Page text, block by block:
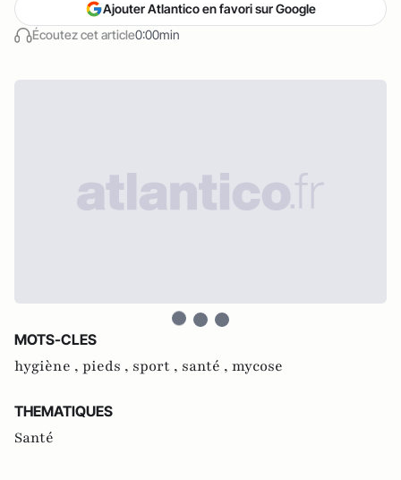
Écoutez cet article0:00min
Ajouter Atlantico en favori sur Google
MOTS-CLES
hygiène , pieds , sport , santé , mycose
THEMATIQUES
Santé